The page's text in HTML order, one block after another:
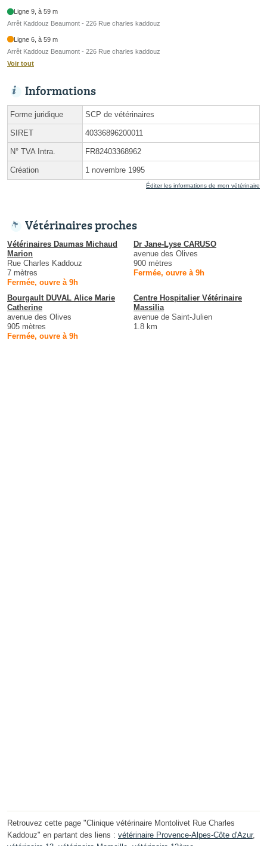
Ligne 9, à 59 m
Arrêt Kaddouz Beaumont - 226 Rue charles kaddouz
Ligne 6, à 59 m
Arrêt Kaddouz Beaumont - 226 Rue charles kaddouz
Voir tout
Informations
Forme juridique SCP de vétérinaires
SIRET 40336896200011
N° TVA Intra. FR82403368962
Création 1 novembre 1995
Éditer les informations de mon vétérinaire
Vétérinaires proches
Vétérinaires Daumas Michaud
Marion
Rue Charles Kaddouz
7 mètres
Fermée, ouvre à 9h
Dr Jane-Lyse CARUSO
avenue des Olives
900 mètres
Fermée, ouvre à 9h
Bourgault DUVAL Alice Marie
Catherine
avenue des Olives
905 mètres
Fermée, ouvre à 9h
Centre Hospitalier Vétérinaire
Massilia
avenue de Saint-Julien
1.8 km
Retrouvez cette page "Clinique vétérinaire Montolivet Rue Charles
Kaddouz" en partant des liens : vétérinaire Provence-Alpes-Côte d'Azur,